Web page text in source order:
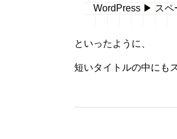
WordPress ▶︎ スペ
といったように、
短いタイトルの中にも